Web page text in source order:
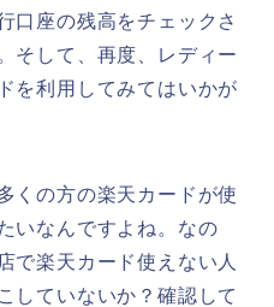
口座の残高をチェックさ
そして、再度、レディー
を利用してみてはいかが
くの方の楽天カードが使
いなんですよね。なの
で楽天カード使えない人
していないか？確認して